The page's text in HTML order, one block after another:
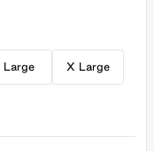
Large X Large